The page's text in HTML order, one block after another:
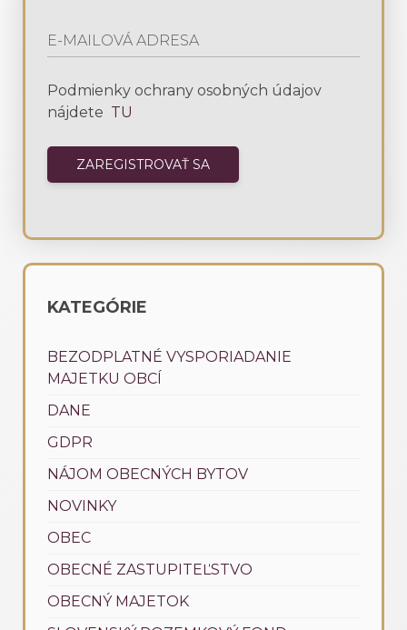
Podmienky ochrany osobných údajov
nájdete TU
KATEGÓRIE
BEZODPLATNÉ VYSPORIADANIE
MAJETKU OBCÍ
DANE
GDPR
NÁJOM OBECNÝCH BYTOV
NOVINKY
OBEC
OBECNÉ ZASTUPITEĽSTVO
OBECNÝ MAJETOK